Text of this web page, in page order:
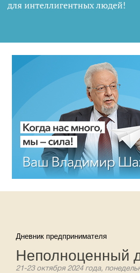
для интеллигентных людей!
Дневник предпринимателя
Неполноценный
21-23 октября 2024 года,